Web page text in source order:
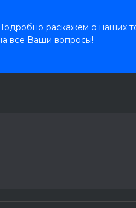
раскажем о наших
все Ваши вопросы!